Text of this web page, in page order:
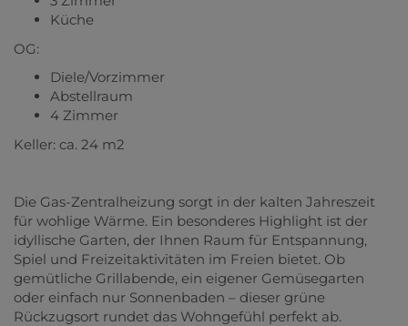
Küche
OG:
Diele/Vorzimmer
Abstellraum
4 Zimmer
Keller: ca. 24 m2
Die Gas-Zentralheizung sorgt in der kalten Jahreszeit
für wohlige Wärme. Ein besonderes Highlight ist der
idyllische Garten, der Ihnen Raum für Entspannung,
Spiel und Freizeitaktivitäten im Freien bietet. Ob
gemütliche Grillabende, ein eigener Gemüsegarten
oder einfach nur Sonnenbaden – dieser grüne
Rückzugsort rundet das Wohngefühl perfekt ab.